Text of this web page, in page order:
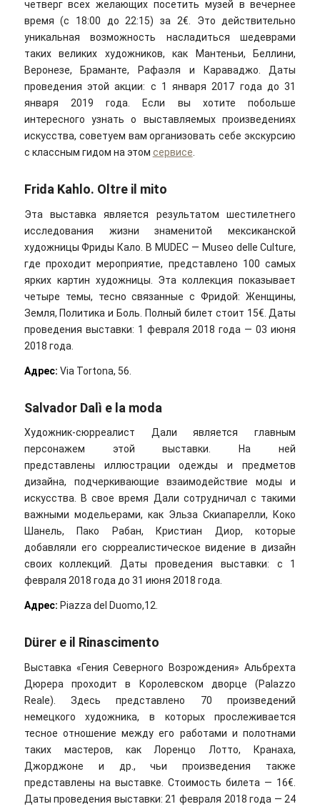
четверг всех желающих посетить музей в вечернее
время (с 18:00 до 22:15) за 2€. Это действительно
уникальная возможность насладиться шедеврами
таких великих художников, как Мантеньи, Беллини,
Веронезе, Браманте, Рафаэля и Караваджо. Даты
проведения этой акции: с 1 января 2017 года до 31
января 2019 года. Если вы хотите побольше
интересного узнать о выставляемых произведениях
искусства, советуем вам организовать себе экскурсию
с классным гидом на этом сервисе
Frida Kahlo. Oltre il mito
Эта выставка является результатом шестилетнего
исследования жизни знаменитой мексиканской
художницы Фриды Кало. В MUDEC — Museo delle Culture,
где проходит мероприятие, представлено 100 самых
ярких картин художницы. Эта коллекция показывает
четыре темы, тесно связанные с Фридой: Женщины,
Земля, Политика и Боль. Полный билет стоит 15€. Даты
проведения выставки: 1 февраля 2018 года — 03 июня
2018 года.
Адрес: Via Tortona, 56.
Salvador Dalì e la moda
Художник-сюрреалист Дали является главным
персонажем этой выставки. На ней
представлены иллюстрации одежды и предметов
дизайна, подчеркивающие взаимодействие моды и
искусства. В свое время Дали сотрудничал с такими
важными модельерами, как Эльза Скиапарелли, Коко
Шанель, Пако Рабан, Кристиан Диор, которые
добавляли его сюрреалистическое видение в дизайн
своих коллекций. Даты проведения выставки: с 1
февраля 2018 года до 31 июня 2018 года.
Адрес: Piazza del Duomo,12.
Dürer e il Rinascimento
Выставка «Гения Северного Возрождения» Альбрехта
Дюрера проходит в Королевском дворце (Palazzo
Reale). Здесь представлено 70 произведений
немецкого художника, в которых прослеживается
тесное отношение между его работами и полотнами
таких мастеров, как Лоренцо Лотто, Кранаха,
Джорджоне и др., чьи произведения также
представлены на выставке. Стоимость билета — 16€.
Даты проведения выставки: 21 февраля 2018 года — 24